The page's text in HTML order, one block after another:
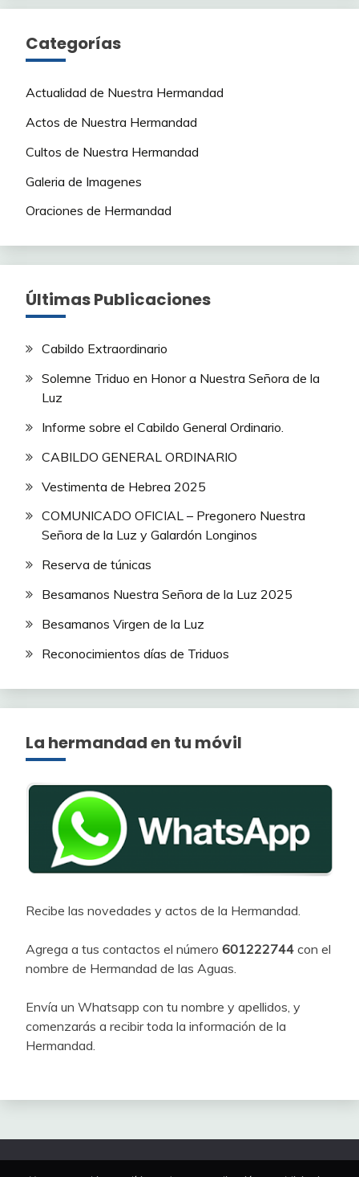
Categorías
Actualidad de Nuestra Hermandad
Actos de Nuestra Hermandad
Cultos de Nuestra Hermandad
Galeria de Imagenes
Oraciones de Hermandad
Últimas Publicaciones
Cabildo Extraordinario
Solemne Triduo en Honor a Nuestra Señora de la
Luz
Informe sobre el Cabildo General Ordinario.
CABILDO GENERAL ORDINARIO
Vestimenta de Hebrea 2025
COMUNICADO OFICIAL – Pregonero Nuestra
Señora de la Luz y Galardón Longinos
Reserva de túnicas
Besamanos Nuestra Señora de la Luz 2025
Besamanos Virgen de la Luz
Reconocimientos días de Triduos
La hermandad en tu móvil
Recibe las novedades y actos de la Hermandad.
Agrega a tus contactos el número 601222744 con el
nombre de Hermandad de las Aguas.
Envía un Whatsapp con tu nombre y apellidos, y
comenzarás a recibir toda la información de la
Hermandad.